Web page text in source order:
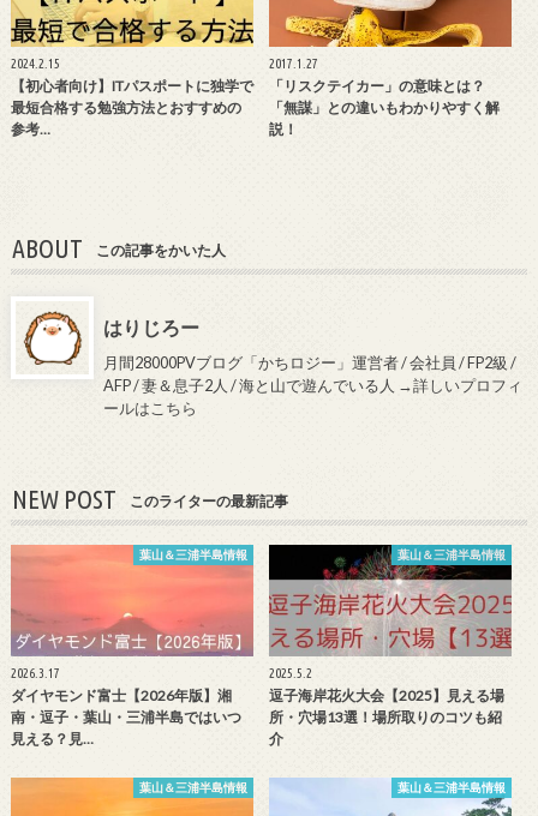
2024.2.15
【初心者向け】ITパスポートに独学で
最短合格する勉強方法とおすすめの
参考…
2017.1.27
「リスクテイカー」の意味とは？
「無謀」との違いもわかりやすく解
説！
ABOUT この記事をかいた人
はりじろー
月間28000PVブログ「かちロジー」運営者 / 会社員 / FP2級 /
AFP / 妻＆息子2人 / 海と山で遊んでいる人 →詳しいプロフィ
ールはこちら
NEW POST このライターの最新記事
葉山＆三浦半島情報
2026.3.17
ダイヤモンド富士【2026年版】湘
南・逗子・葉山・三浦半島ではいつ
見える？見…
葉山＆三浦半島情報
2025.5.2
逗子海岸花火大会【2025】見える場
所・穴場13選！場所取りのコツも紹
介
葉山＆三浦半島情報 葉山＆三浦半島情報